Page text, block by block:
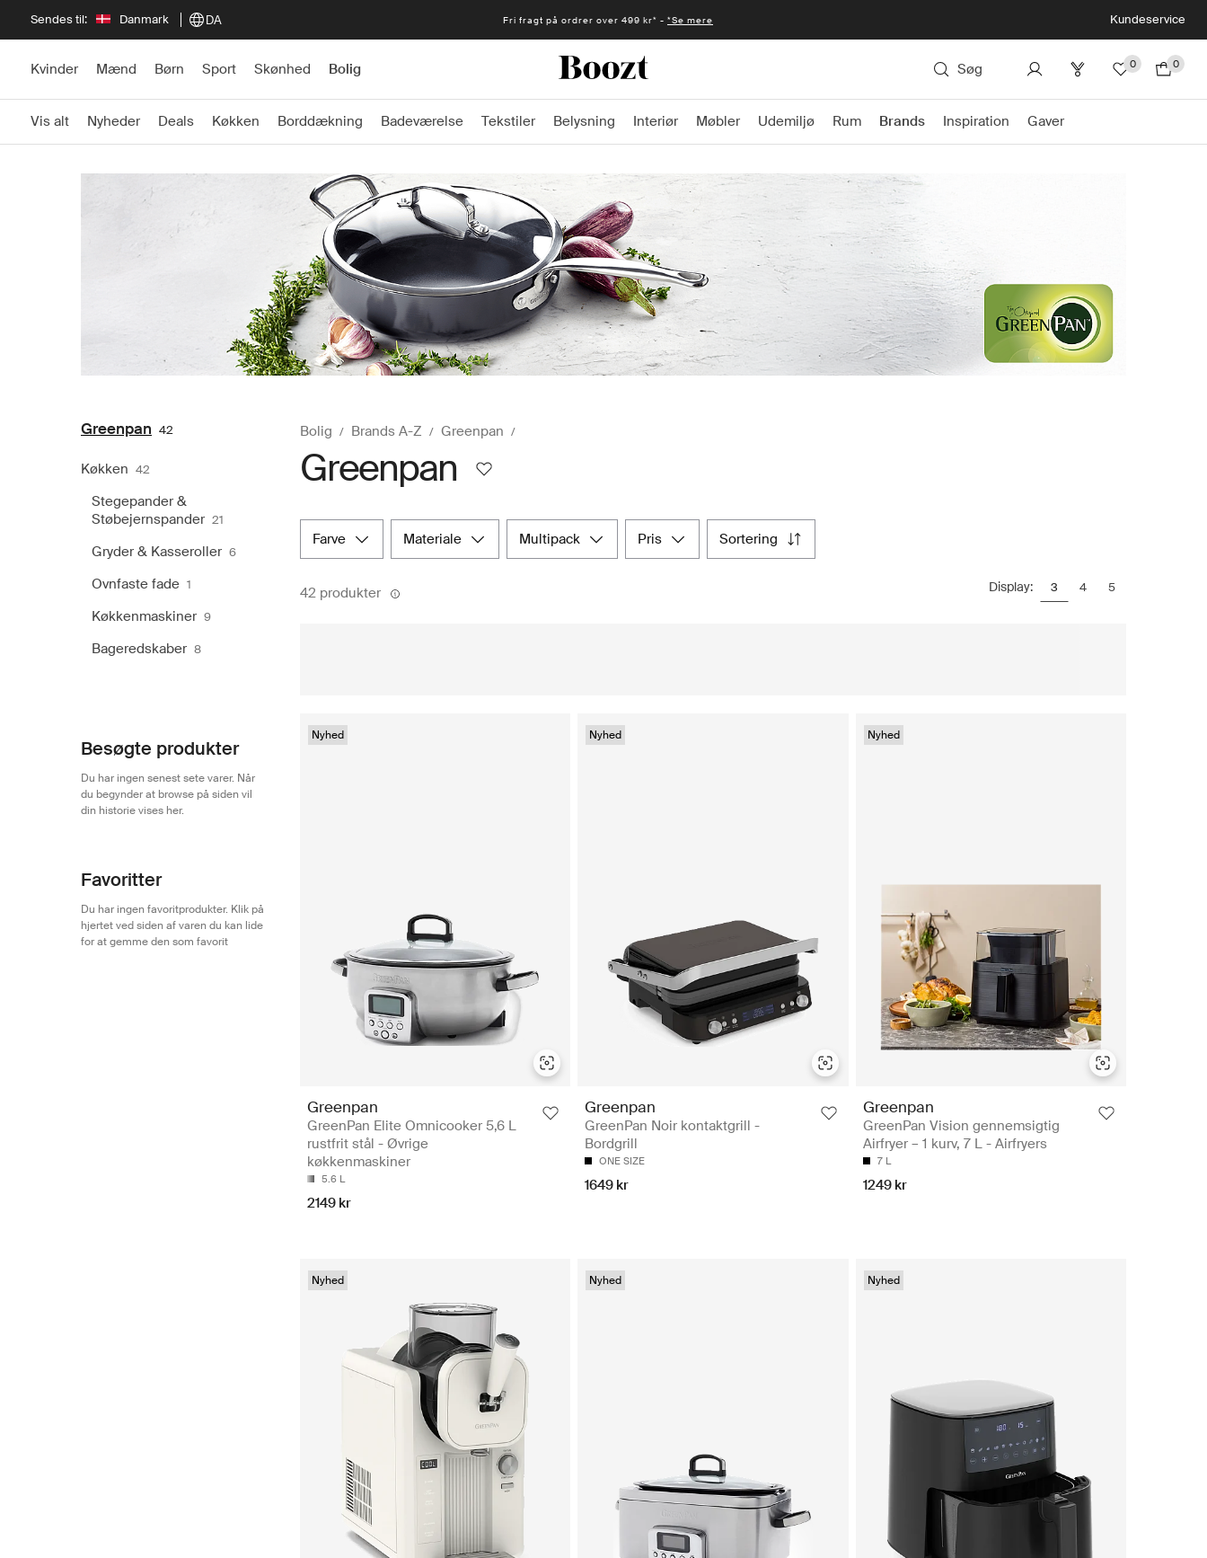
Sendes til: Danmark DA Fri fragt på ordrer over 499 kr* - *Se mere Kundeservice
Kvinder Mænd Børn Sport Skønhed Bolig Søg 0 0
Vis alt Nyheder Deals Køkken Borddækning Badeværelse Tekstiler Belysning Interiør Møbler Udemiljø Rum Brands Inspiration Gaver
Greenpan 42
Køkken 42
Stegepander &
Støbejernspander 21
Gryder & Kasseroller 6
Ovnfaste fade 1
Køkkenmaskiner 9
Bageredskaber 8
Besøgte produkter
Du har ingen senest sete varer. Når
du begynder at browse på siden vil
din historie vises her.
Favoritter
Du har ingen favoritprodukter. Klik på
hjertet ved siden af varen du kan lide
for at gemme den som favorit
Bolig Brands A-Z Greenpan
Greenpan
farve materiale multipack pris sortering
42 produkter Display: 3 4 5
Nyhed
Greenpan
GreenPan Elite Omnicooker 5,6 L
rustfrit stål - Øvrige
køkkenmaskiner
5.6 L
2149 kr
Nyhed
Greenpan
GreenPan Noir kontaktgrill -
Bordgrill
ONE SIZE
1649 kr
Nyhed
Greenpan
GreenPan Vision gennemsigtig
Airfryer – 1 kurv, 7 L - Airfryers
7 L
1249 kr
Nyhed Nyhed Nyhed